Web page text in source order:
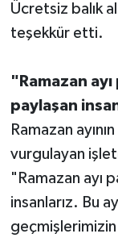
Ücretsiz balık
teşekkür etti.
"Ramazan
paylaşan
Ramazan
vurgulayan
"Ramazan ayı
insanlarız. Bu